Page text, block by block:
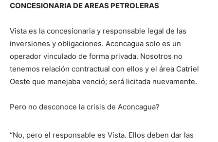
CONCESIONARIA DE AREAS PETROLERAS
Vista es la concesionaria y responsable legal de las
inversiones y obligaciones. Aconcagua solo es un
operador vinculado de forma privada. Nosotros no
tenemos relación contractual con ellos y el área Catriel
Oeste que manejaba venció; será licitada nuevamente.
Pero no desconoce la crisis de Aconcagua?
“No, pero el responsable es Vista. Ellos deben dar las